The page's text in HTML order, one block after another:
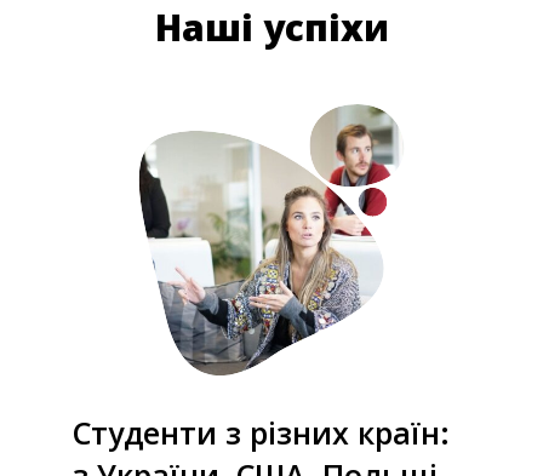
Наші успіхи
Студенти з різних країн: